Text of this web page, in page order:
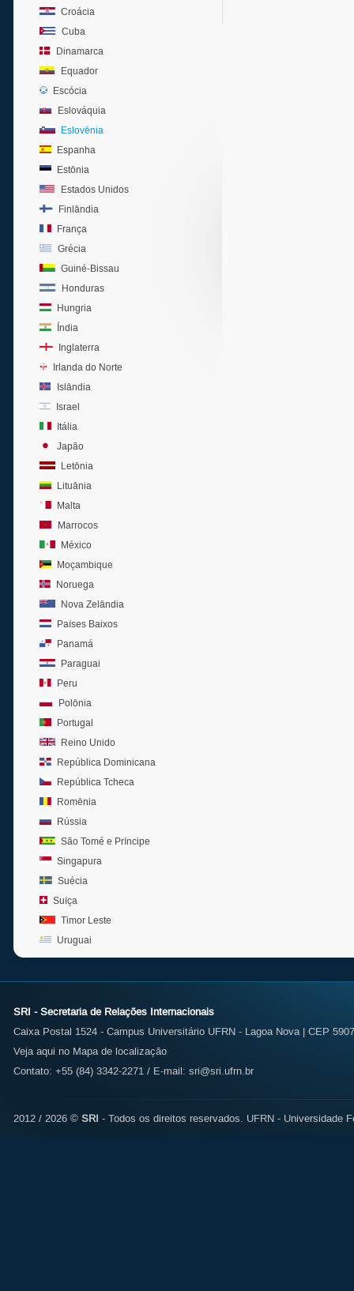
Croácia
Cuba
Dinamarca
Equador
Escócia
Eslováquia
Eslovênia
Espanha
Estônia
Estados Unidos
Finlândia
França
Grécia
Guiné-Bissau
Honduras
Hungria
Índia
Inglaterra
Irlanda do Norte
Islândia
Israel
Itália
Japão
Letônia
Lituânia
Malta
Marrocos
México
Moçambique
Noruega
Nova Zelândia
Países Baixos
Panamá
Paraguai
Peru
Polônia
Portugal
Reino Unido
República Dominicana
República Tcheca
Romênia
Rússia
São Tomé e Príncipe
Singapura
Suécia
Suíça
Timor Leste
Uruguai
SRI - Secretaria de Relações Internacionais
Caixa Postal 1524 - Campus Universitário UFRN - Lagoa Nova | CEP
Veja aqui no Mapa de localização
Contato: +55 (84) 3342-2271 / E-mail: sri@sri.ufrn.br
2012 / 2026 © SRI - Todos os direitos reservados. UFRN - Universidade